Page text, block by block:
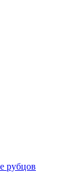
рубцов